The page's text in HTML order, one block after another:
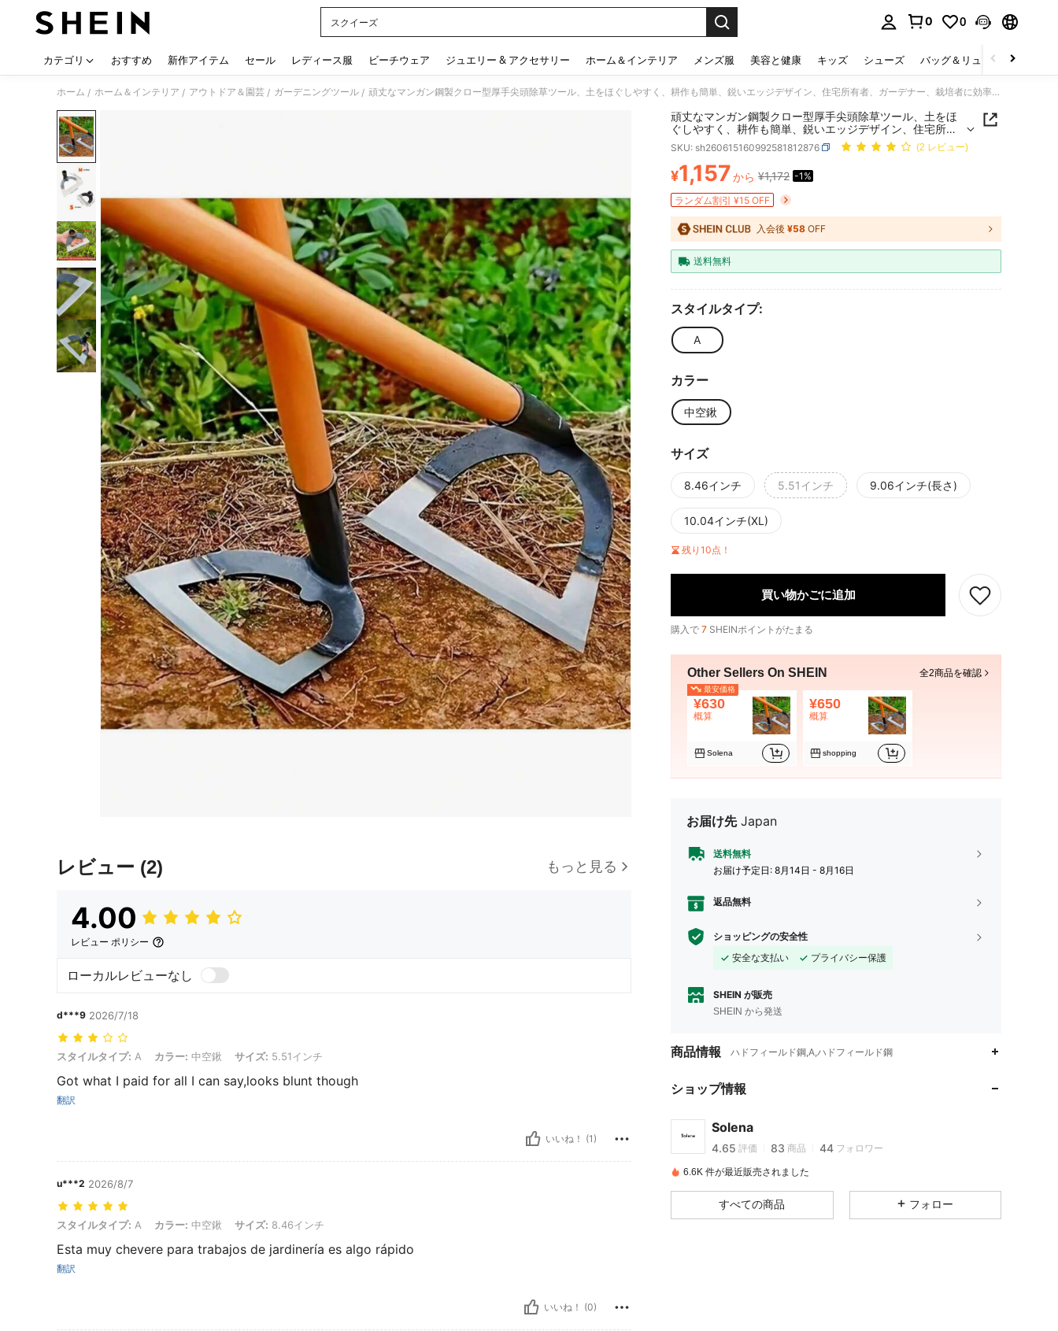
スクイーズ
0 0
カテゴリ おすすめ 新作アイテム セール レディース服 ビーチウェア ジュエリー & アクセサリー ホーム＆インテリア メンズ服 美容と健康 キッズ シューズ バッグ＆リュック
ホーム / ホーム＆インテリア / アウトドア＆園芸 / ガーデニングツール / 頑丈なマンガン鋼製クロー型厚手尖頭除草ツール、土をほぐしやすく、耕作も簡単、鋭いエッジデザイン、住宅所有者、ガーデナー、栽培者に効率的に使用でき、屋外ガーデニングと芝生の手入れに適しています、ハンドルなし
レビュー (2) もっと見る
4.00
レビュー ポリシー
ローカルレビューなし
d***9 2026/7/18
スタイルタイプ: A, カラー: 中空鍬, サイズ: 5.51インチ
スタイルタイプ: A カラー: 中空鍬 サイズ: 5.51インチ
Got what I paid for all I can say,looks blunt though
翻訳
いいね！ (1)
u***2 2026/8/7
スタイルタイプ: A, カラー: 中空鍬, サイズ: 8.46インチ
スタイルタイプ: A カラー: 中空鍬 サイズ: 8.46インチ
Esta muy chevere para trabajos de jardinería es algo rápido
翻訳
いいね！ (0)
頑丈なマンガン鋼製クロー型厚手尖頭除草ツール、土をほ
ぐしやすく、耕作も簡単、鋭いエッジデザイン、住宅所有
者、ガーデナー、栽培者に効率的に使用でき、屋外ガーデ
ニングと芝生の手入れに適しています、ハンドルなし
SKU: sh260615160992581812876 (2 レビュー)
PRICE AND AVAILABILITY
¥1,157から ¥1,172 -1%
ランダム割引 ¥15 OFF
入会後 ¥58 OFF
送料無料
スタイルタイプ:
A
カラー
中空鍬
サイズ
8.46インチ 5.51インチ 9.06インチ(長さ)
10.04インチ(XL)
残り10点！
買い物かごに追加
購入で 7 SHEINポイントがたまる
Other Sellers On SHEIN 全2商品を確認
最安価格
¥630
概算
Solena
¥650
概算
shopping
お届け先 Japan
送料無料
お届け予定日: 8月14日 - 8月16日
返品無料
ショッピングの安全性
安全な支払い
プライバシー保護
SHEIN が販売
SHEIN から発送
商品情報 ハドフィールド鋼,A,ハドフィールド鋼
ショップ情報
Solena
4.65 83 44
4.65 評価 83 商品 44 フォロワー
4.65 83 44
6.6K 件が最近販売されました
すべての商品 フォロー